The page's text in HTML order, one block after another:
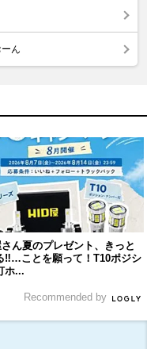
ん
さん夏のプレゼント、きっと
‼︎…ことを願って！T10ポジシ
ホ...
Recommended by